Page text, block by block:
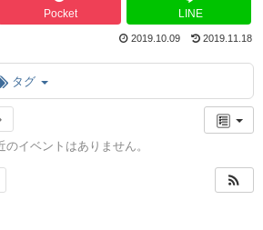
Pocket LINE
2019.10.09 2019.11.18
タグ
イベントはありません。